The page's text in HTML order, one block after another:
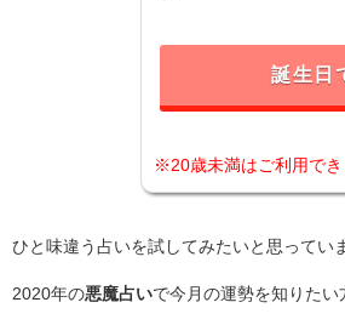
誕生日
※20歳未満はご利用でき
ひと味違う占いを試してみたいと思ってい
2020年の悪魔占いで今月の運勢を知りたい